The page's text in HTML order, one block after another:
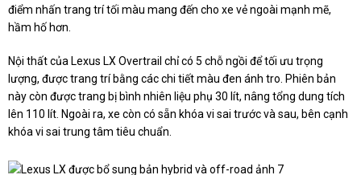
điểm nhấn trang trí tối màu mang đến cho xe vẻ ngoài mạnh mẽ,
hầm hố hơn.
Nội thất của Lexus LX Overtrail chỉ có 5 chỗ ngồi để tối ưu trọng
lượng, được trang trí bằng các chi tiết màu đen ánh tro. Phiên bản
này còn được trang bị bình nhiên liệu phụ 30 lít, nâng tổng dung tích
lên 110 lít. Ngoài ra, xe còn có sẵn khóa vi sai trước và sau, bên cạnh
khóa vi sai trung tâm tiêu chuẩn.